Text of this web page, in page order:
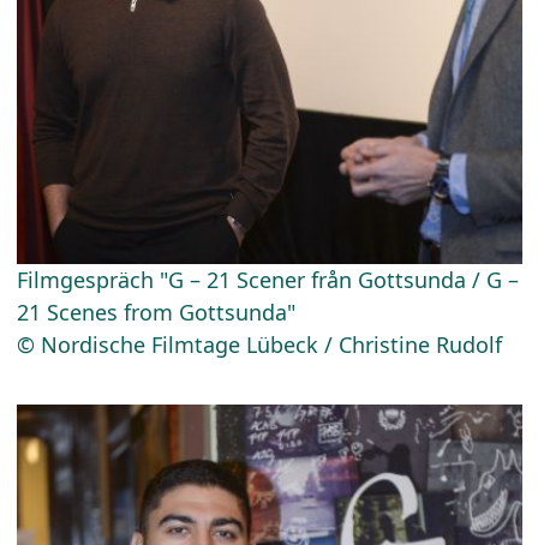
Filmgespräch "G – 21 Scener från Gottsunda / G –
21 Scenes from Gottsunda"
© Nordische Filmtage Lübeck / Christine Rudolf